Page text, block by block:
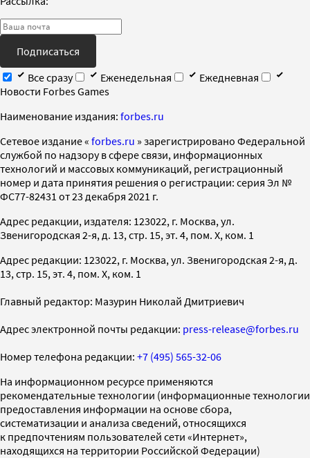
Подписаться
Все сразу
Еженедельная
Ежедневная
Новости Forbes Games
Наименование издания: forbes.ru
Cетевое издание « forbes.ru » зарегистрировано Федеральной
службой по надзору в сфере связи, информационных
технологий и массовых коммуникаций, регистрационный
номер и дата принятия решения о регистрации: серия Эл №
ФС77-82431 от 23 декабря 2021 г.
Адрес редакции, издателя: 123022, г. Москва, ул.
Звенигородская 2-я, д. 13, стр. 15, эт. 4, пом. X, ком. 1
Адрес редакции: 123022, г. Москва, ул. Звенигородская 2-я, д.
13, стр. 15, эт. 4, пом. X, ком. 1
Главный редактор: Мазурин Николай Дмитриевич
Адрес электронной почты редакции: press-release@forbes.ru
Номер телефона редакции: +7 (495) 565-32-06
На информационном ресурсе применяются
рекомендательные технологии (информационные технологии
предоставления информации на основе сбора,
систематизации и анализа сведений, относящихся
к предпочтениям пользователей сети «Интернет»,
находящихся на территории Российской Федерации)